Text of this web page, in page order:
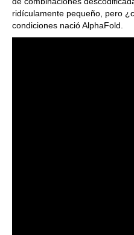
ridículamente pequeño, pero
condiciones nació AlphaFold.